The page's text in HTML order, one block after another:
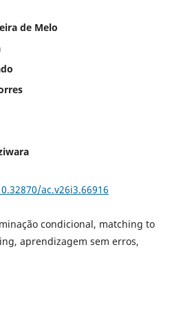
de Melo
ac.v26i3.66916
condicional, matching to
aprendizagem sem erros,